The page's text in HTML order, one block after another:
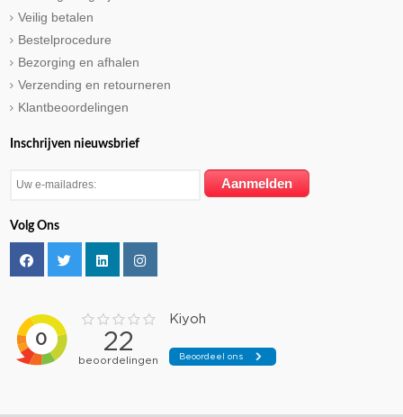
Veilig betalen
Bestelprocedure
Bezorging en afhalen
Verzending en retourneren
Klantbeoordelingen
Inschrijven nieuwsbrief
Volg Ons